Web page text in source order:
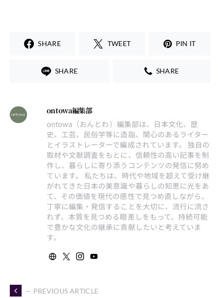
SHARE TWEET PIN IT
SHARE SHARE
ontowa編集部
ontowa（おんとわ）編集部は、日本文化、歴
史、工芸、民俗学等に造詣、関心のあるライター
とイラストレーターで編成されています。 独自の
取材や文献調査をもとに、信頼性の高い記事を制
作し、暮らしに寄り添うコンテンツの発信に努め
ています。 私たちは、時代や地域を超えて受け継
がれてきた日本の美意識や暮らしの知恵に光をあ
て、その価値を現代の感性で見つめ直しながら、
丁寧に編集・発信することを大切に、流行に流さ
れず、本質を見つめる眼差しをもって、持続可能
で豊かな文化の継承に貢献したいと考えていま
す。
— PREVIOUS ARTICLE